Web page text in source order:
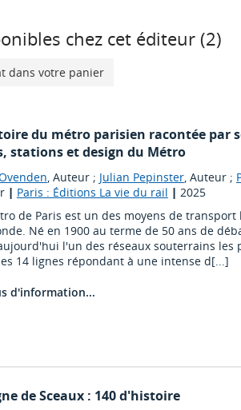
chez cet éditeur (2)
dans votre panier
du métro parisien racontée par
stations et design du Métro
, Auteur ; Julian Pepinster, Auteur ;
| Paris : Éditions La vie du rail | 2025
de Paris est un des moyens de transport
Né en 1900 au terme de 50 ans de
l'un des réseaux souterrains les
14 lignes répondant à une intense d[...]
d'information...
de Sceaux : 140 d'histoire